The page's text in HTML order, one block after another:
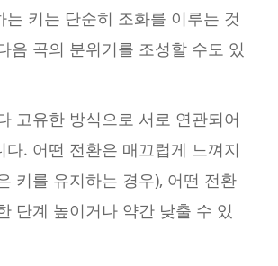
는 키는 단순히 조화를 이루는 것
음 곡의 분위기를 조성할 수도 있
고유한 방식으로 서로 연관되어
다. 어떤 전환은 매끄럽게 느껴지
키를 유지하는 경우), 어떤 전환
단계 높이거나 약간 낮출 수 있